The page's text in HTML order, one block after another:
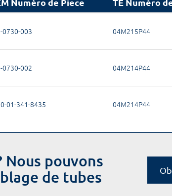
0730-003 04M215P44
0730-002 04M214P44
01-341-8435 04M214P44
Nous pouvons
de tubes